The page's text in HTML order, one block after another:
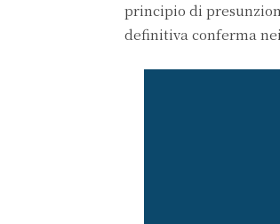
principio di
definitiva conferma